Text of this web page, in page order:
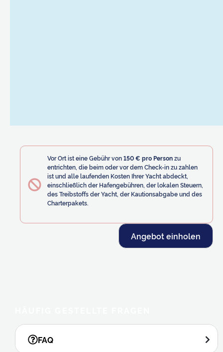
Vor Ort ist eine Gebühr von150 € pro Personzu
entrichten, die beim oder vor dem Check-in zu zahlen
ist und alle laufenden Kosten Ihrer Yacht abdeckt,
einschließlich der Hafengebühren, der lokalen Steuern,
des Treibstoffs der Yacht, der Kautionsabgabe und des
Charterpakets.
Angebot einholen
FAQ